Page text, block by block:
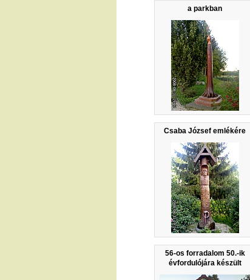
a parkban
Csaba József emlékére
56-os forradalom 50.-ik
évfordulójára készült